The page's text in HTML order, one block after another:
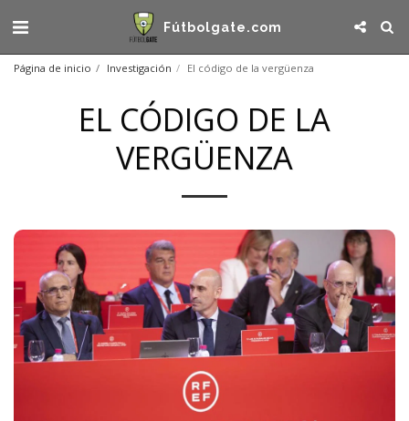
Fútbolgate.com
Página de inicio Investigación El código de la vergüenza
EL CÓDIGO DE LA
VERGÜENZA